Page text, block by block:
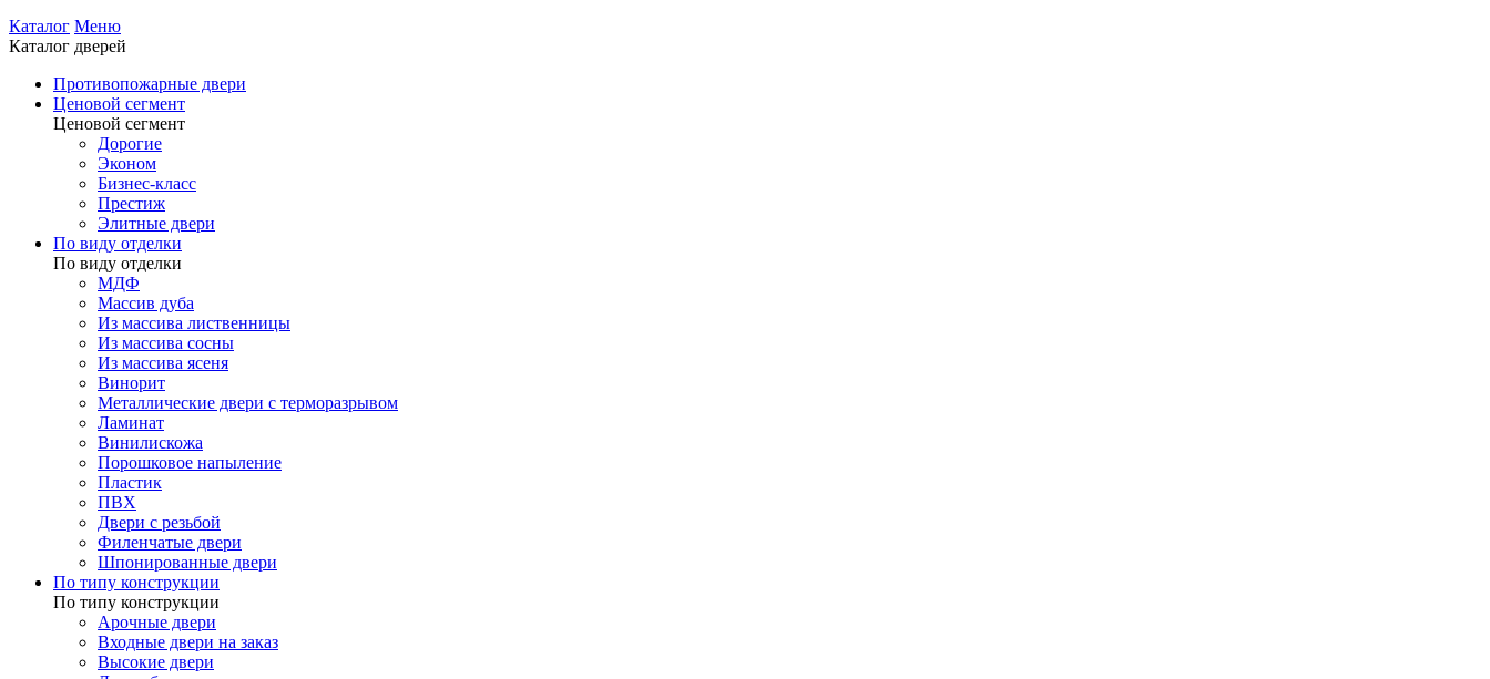
Каталог Меню
Каталог дверей
Противопожарные двери
Ценовой сегмент
Ценовой сегмент
Дорогие
Эконом
Бизнес-класс
Престиж
Элитные двери
По виду отделки
По виду отделки
МДФ
Массив дуба
Из массива лиственницы
Из массива сосны
Из массива ясеня
Винорит
Металлические двери с терморазрывом
Ламинат
Винилискожа
Порошковое напыление
Пластик
ПВХ
Двери с резьбой
Филенчатые двери
Шпонированные двери
По типу конструкции
По типу конструкции
Арочные двери
Входные двери на заказ
Высокие двери